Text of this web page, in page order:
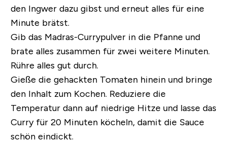
den Ingwer dazu gibst und erneut alles für eine
Minute brätst.
Gib das Madras-Currypulver in die Pfanne und
brate alles zusammen für zwei weitere Minuten.
Rühre alles gut durch.
Gieße die gehackten Tomaten hinein und bringe
den Inhalt zum Kochen. Reduziere die
Temperatur dann auf niedrige Hitze und lasse das
Curry für 20 Minuten köcheln, damit die Sauce
schön eindickt.